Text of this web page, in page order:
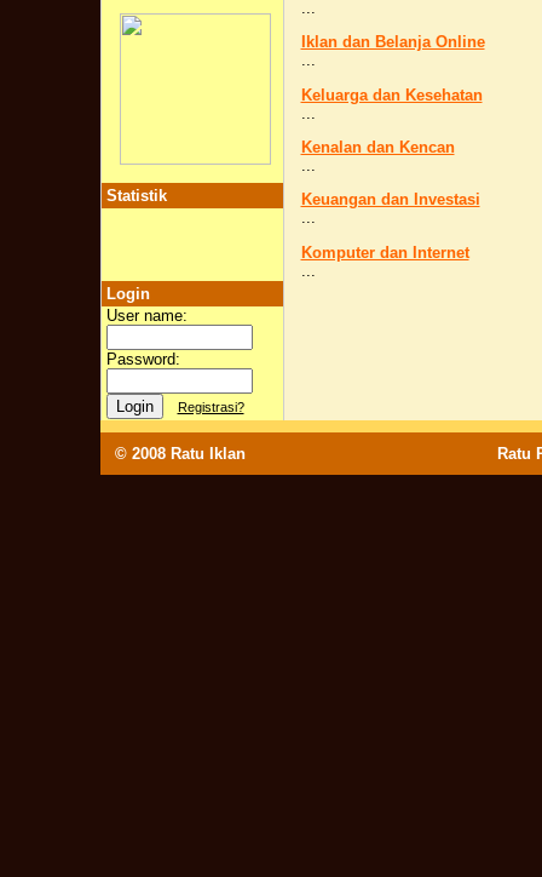
Statistik
Login
User name:
Password:
Registrasi?
Iklan dan Belanja Online
...
Keluarga dan Kesehatan
Kenalan dan Kencan
Keuangan dan Investasi
...
Komputer dan Internet
© 2008 Ratu Iklan Ratu